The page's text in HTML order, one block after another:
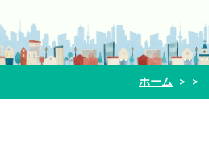
ホーム > >